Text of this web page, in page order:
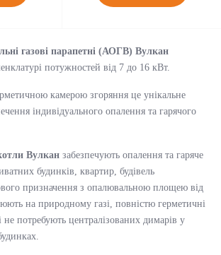
газові парапетні (АОГВ) Вулкан
потужностей від 7 до 16 кВт.
камерою згоряння це унікальне
індивідуального опалення та гарячого
Вулкан забезпечують опалення та гаряче
будинків, квартир, будівель
призначення з опалювальною площею від
на природному газі, повністю герметичні
не потребують централізованих димарів у